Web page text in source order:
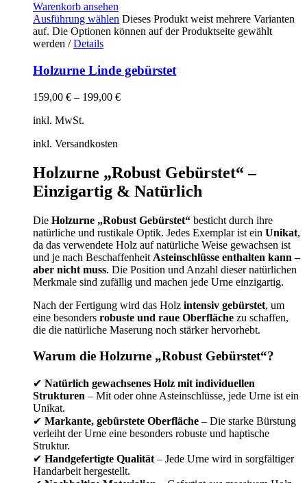
Warenkorb ansehen
Ausführung wählen Dieses Produkt weist mehrere Varianten
auf. Die Optionen können auf der Produktseite gewählt
werden / Details
Holzurne Linde gebürstet
159,00 € – 199,00 €
inkl. MwSt.
inkl. Versandkosten
Holzurne „Robust Gebürstet“ –
Einzigartig & Natürlich
Die Holzurne „Robust Gebürstet“ besticht durch ihre
natürliche und rustikale Optik. Jedes Exemplar ist ein Unikat,
da das verwendete Holz auf natürliche Weise gewachsen ist
und je nach Beschaffenheit Asteinschlüsse enthalten kann –
aber nicht muss. Die Position und Anzahl dieser natürlichen
Merkmale sind zufällig und machen jede Urne einzigartig.
Nach der Fertigung wird das Holz intensiv gebürstet, um
eine besonders robuste und raue Oberfläche zu schaffen,
die die natürliche Maserung noch stärker hervorhebt.
Warum die Holzurne „Robust Gebürstet“?
✔ Natürlich gewachsenes Holz mit individuellen
Strukturen – Mit oder ohne Asteinschlüsse, jede Urne ist ein
Unikat.
✔ Markante, gebürstete Oberfläche – Die starke Bürstung
verleiht der Urne eine besonders robuste und haptische
Struktur.
✔ Handgefertigte Qualität – Jede Urne wird in sorgfältiger
Handarbeit hergestellt.